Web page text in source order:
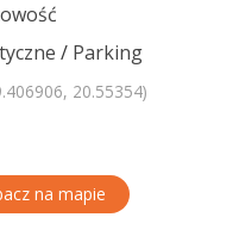
/ Parking
20.55354)
na mapie